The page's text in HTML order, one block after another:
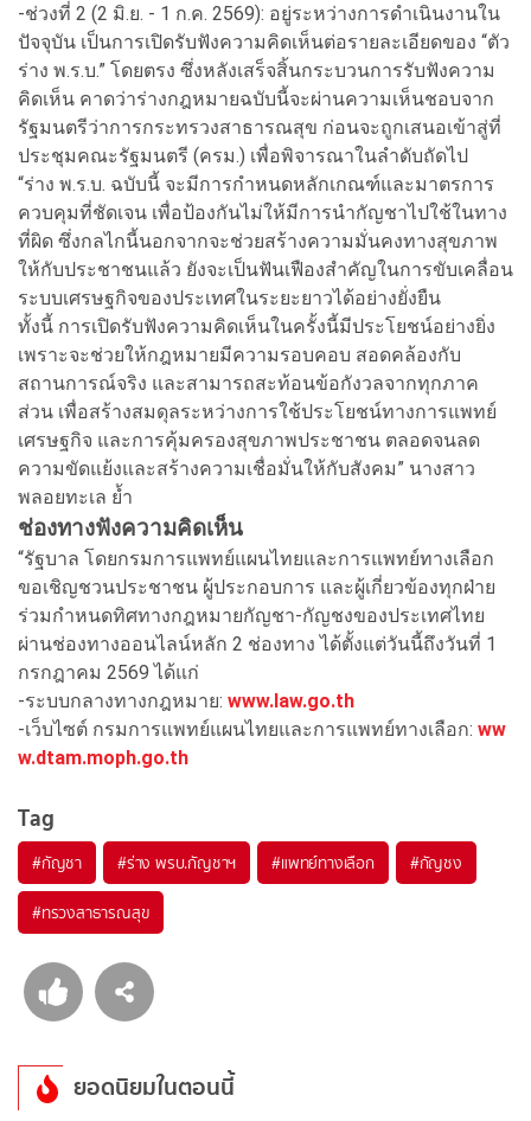
-ช่วงที่ 2 (2 มิ.ย. - 1 ก.ค. 2569): อยู่ระหว่างการดำเนินงานใน
ปัจจุบัน เป็นการเปิดรับฟังความคิดเห็นต่อรายละเอียดของ “ตัว
ร่าง พ.ร.บ.” โดยตรง ซึ่งหลังเสร็จสิ้นกระบวนการรับฟังความ
คิดเห็น คาดว่าร่างกฎหมายฉบับนี้จะผ่านความเห็นชอบจาก
รัฐมนตรีว่าการกระทรวงสาธารณสุข ก่อนจะถูกเสนอเข้าสู่ที่
ประชุมคณะรัฐมนตรี (ครม.) เพื่อพิจารณาในลำดับถัดไป
“ร่าง พ.ร.บ. ฉบับนี้ จะมีการกำหนดหลักเกณฑ์และมาตรการ
ควบคุมที่ชัดเจน เพื่อป้องกันไม่ให้มีการนำกัญชาไปใช้ในทาง
ที่ผิด ซึ่งกลไกนี้นอกจากจะช่วยสร้างความมั่นคงทางสุขภาพ
ให้กับประชาชนแล้ว ยังจะเป็นฟันเฟืองสำคัญในการขับเคลื่อน
ระบบเศรษฐกิจของประเทศในระยะยาวได้อย่างยั่งยืน
ทั้งนี้ การเปิดรับฟังความคิดเห็นในครั้งนี้มีประโยชน์อย่างยิ่ง
เพราะจะช่วยให้กฎหมายมีความรอบคอบ สอดคล้องกับ
สถานการณ์จริง และสามารถสะท้อนข้อกังวลจากทุกภาค
ส่วน เพื่อสร้างสมดุลระหว่างการใช้ประโยชน์ทางการแพทย์
เศรษฐกิจ และการคุ้มครองสุขภาพประชาชน ตลอดจนลด
ความขัดแย้งและสร้างความเชื่อมั่นให้กับสังคม” นางสาว
พลอยทะเล ย้ำ
ช่องทางฟังความคิดเห็น
“รัฐบาล โดยกรมการแพทย์แผนไทยและการแพทย์ทางเลือก
ขอเชิญชวนประชาชน ผู้ประกอบการ และผู้เกี่ยวข้องทุกฝ่าย
ร่วมกำหนดทิศทางกฎหมายกัญชา-กัญชงของประเทศไทย
ผ่านช่องทางออนไลน์หลัก 2 ช่องทาง ได้ตั้งแต่วันนี้ถึงวันที่ 1
กรกฎาคม 2569 ได้แก่
-ระบบกลางทางกฎหมาย: www.law.go.th
-เว็บไซต์ กรมการแพทย์แผนไทยและการแพทย์ทางเลือก: ww
w.dtam.moph.go.th
Tag
#กัญชา #ร่าง พรบ.กัญชาฯ #แพทย์ทางเลือก #กัญชง
#ทรวงสาธารณสุข
ยอดนิยมในตอนนี้